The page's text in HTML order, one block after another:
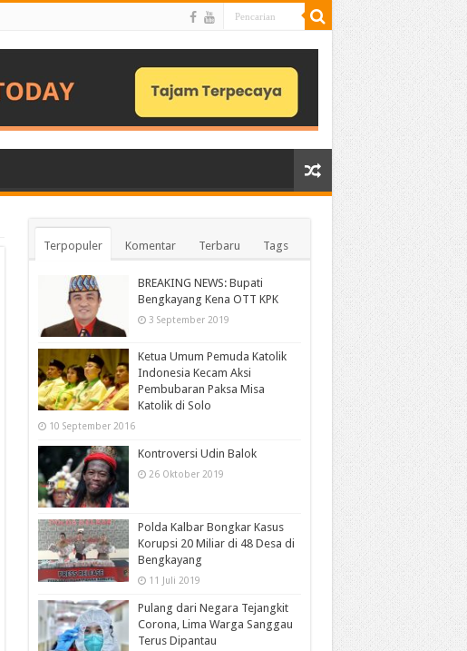
Terpopuler Komentar Terbaru Tags
BREAKING NEWS: Bupati
Bengkayang Kena OTT KPK
3 September 2019
Ketua Umum Pemuda Katolik
Indonesia Kecam Aksi
Pembubaran Paksa Misa
Katolik di Solo
10 September 2016
Kontroversi Udin Balok
26 Oktober 2019
Polda Kalbar Bongkar Kasus
Korupsi 20 Miliar di 48 Desa di
Bengkayang
11 Juli 2019
Pulang dari Negara Tejangkit
Corona, Lima Warga Sanggau
Terus Dipantau